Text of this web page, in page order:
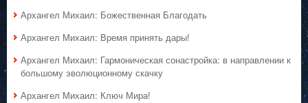
Архангел Михаил: Божественная Благодать
Архангел Михаил: Время принять дары!
Архангел Михаил: Гармоническая сонастройка: в направлении к
большому эволюционному скачку
Архангел Михаил: Ключ Мира!